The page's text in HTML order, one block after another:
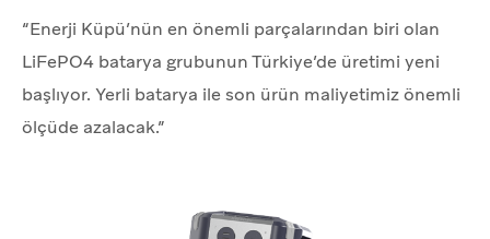
“Enerji Küpü’nün en önemli parçalarından biri olan
LiFePO4 batarya grubunun Türkiye’de üretimi yeni
başlıyor. Yerli batarya ile son ürün maliyetimiz önemli
ölçüde azalacak.”